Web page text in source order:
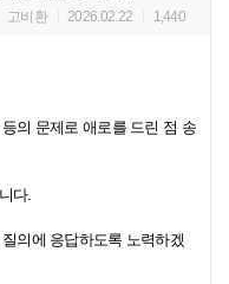
고비환 2026.02.22 1,440
의 문제로 애로를 드린 점 송
다.
의에 응답하도록 노력하겠